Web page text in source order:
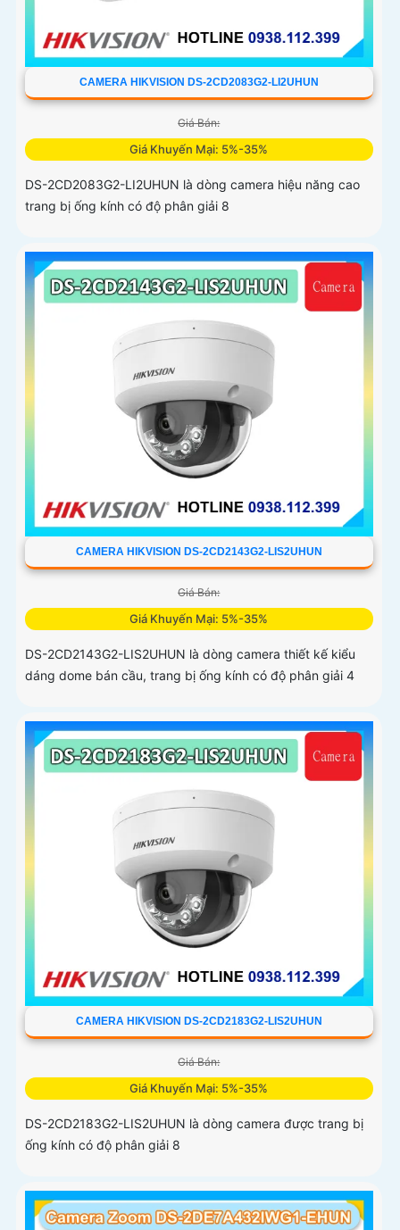
CAMERA HIKVISION DS-2CD2083G2-LI2UHUN
Giá Bán:
Giá Khuyến Mại: 5%-35%
DS-2CD2083G2-LI2UHUN là dòng camera hiệu năng cao
trang bị ống kính có độ phân giải 8
CAMERA HIKVISION DS-2CD2143G2-LIS2UHUN
Giá Bán:
Giá Khuyến Mại: 5%-35%
DS-2CD2143G2-LIS2UHUN là dòng camera thiết kế kiểu
dáng dome bán cầu, trang bị ống kính có độ phân giải 4
CAMERA HIKVISION DS-2CD2183G2-LIS2UHUN
Giá Bán:
Giá Khuyến Mại: 5%-35%
DS-2CD2183G2-LIS2UHUN là dòng camera được trang bị
ống kính có độ phân giải 8